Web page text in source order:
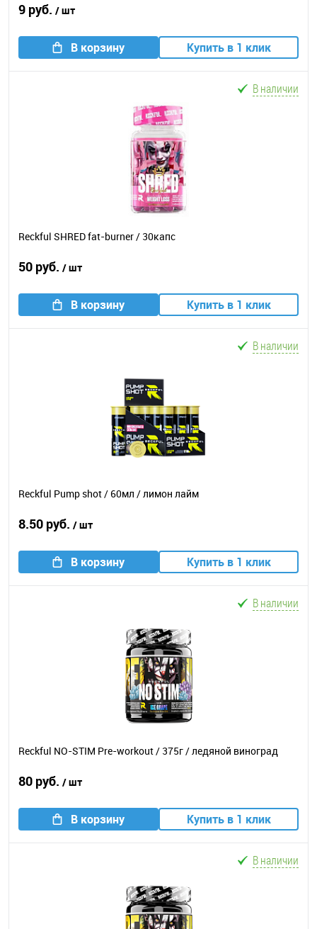
9 руб. / шт
В корзину Купить в 1 клик
В наличии
Reckful SHRED fat-burner / 30капс
50 руб. / шт
В корзину Купить в 1 клик
В наличии
Reckful Pump shot / 60мл / лимон лайм
8.50 руб. / шт
В корзину Купить в 1 клик
В наличии
Reckful NO-STIM Pre-workout / 375г / ледяной виноград
80 руб. / шт
В корзину Купить в 1 клик
В наличии